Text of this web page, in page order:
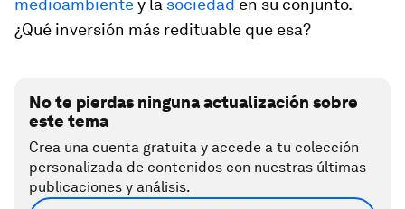
medioambientey la sociedad en su conjunto.
¿Qué inversión más redituable que esa?
No te pierdas ninguna actualización sobre
este tema
Crea una cuenta gratuita y accede a tu colección
personalizada de contenidos con nuestras últimas
publicaciones y análisis.